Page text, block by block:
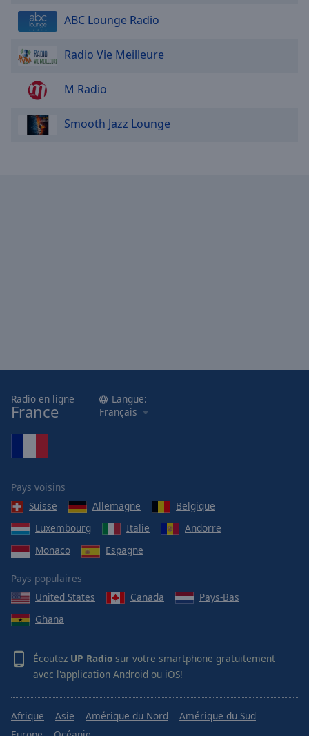
ABC Lounge Radio
Radio Vie Meilleure
M Radio
Smooth Jazz Lounge
Radio en ligne
France
Langue:
Français
Pays voisins
Suisse
Allemagne
Belgique
Luxembourg
Italie
Andorre
Monaco
Espagne
Pays populaires
United States
Canada
Pays-Bas
Ghana
Écoutez UP Radio sur votre smartphone gratuitement
avec l'application Android ou iOS!
Afrique Asie Amérique du Nord
Amérique du Sud